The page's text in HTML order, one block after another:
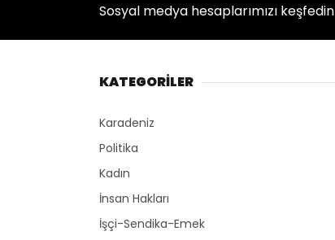
Sosyal medya hesaplarımızı keşfedin
KATEGORİLER
Karadeniz
Politika
Kadın
İnsan Hakları
İşçi-Sendika-Emek